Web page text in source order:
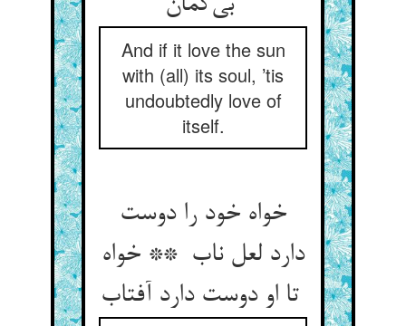
And if it love the sun
with (all) its soul, ’tis
undoubtedly love of
itself.
خواه خود را دوست
دارد لعل ناب ** خواه
تا او دوست دارد آفتاب